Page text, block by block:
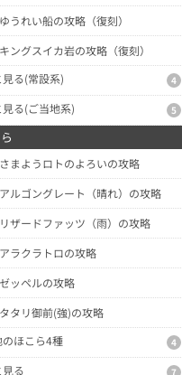
ゆうれい船の攻略（復刻）
キングスイカ岩の攻略（復刻）
見る(常設系)
4
見る(ご当地系) 5
さまようロトのよろいの攻略
アルゴングレート（晴れ）の攻略
リザードファッツ（雨）の攻略
アラクラトロの攻略
ゼッペルの攻略
タタリ御前(強)の攻略
のほこら4種
4
る 7